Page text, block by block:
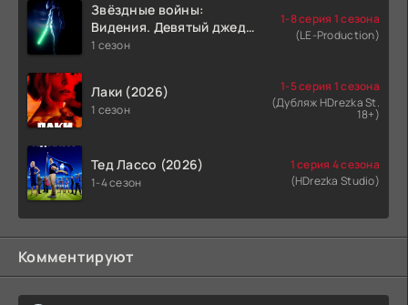
Звёздные войны:
Видения. Девятый джедай
(2026)
1 сезон
1-8 серия 1 сезона
(LE-Production)
Лаки (2026)
1 сезон
1-5 серия 1 сезона
(Дубляж HDrezka St.
18+)
Тед Лассо (2026)
1-4 сезон
1 серия 4 сезона
(HDrezka Studio)
Комментируют